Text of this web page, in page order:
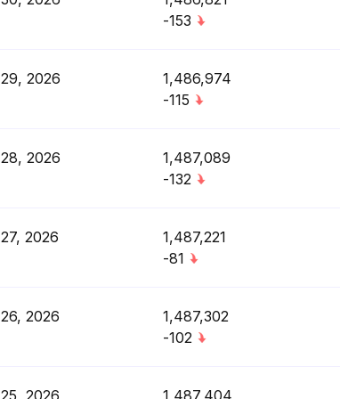
-153
2026
1,486,974
-115
2026
1,487,089
-132
2026
1,487,221
-81
2026
1,487,302
-102
2026 1,487,404